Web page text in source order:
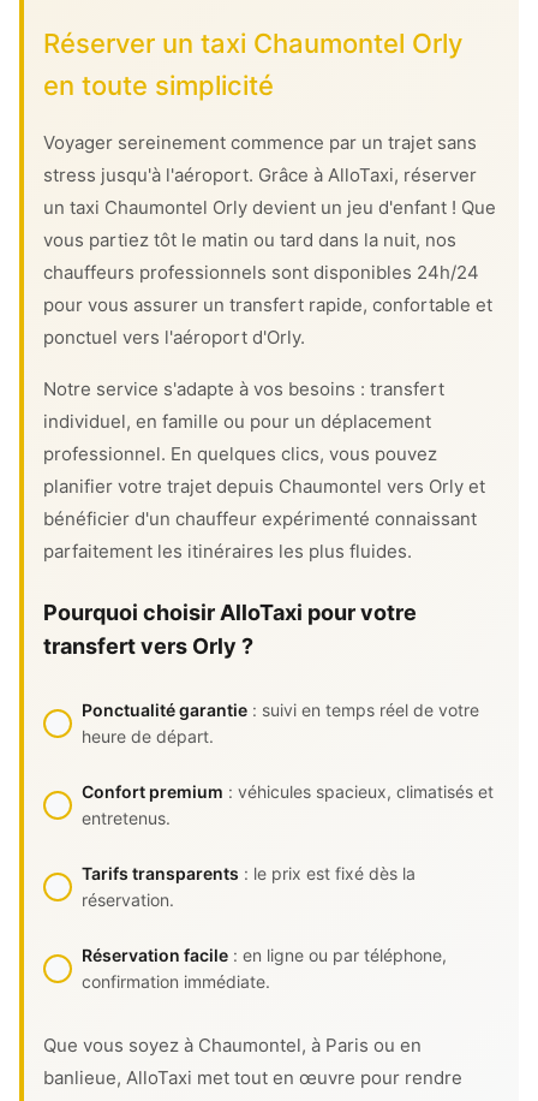
Réserver un taxi Chaumontel Orly
en toute simplicité
Voyager sereinement commence par un trajet sans
stress jusqu'à l'aéroport. Grâce à AlloTaxi, réserver
un taxi Chaumontel Orly devient un jeu d'enfant ! Que
vous partiez tôt le matin ou tard dans la nuit, nos
chauffeurs professionnels sont disponibles 24h/24
pour vous assurer un transfert rapide, confortable et
ponctuel vers l'aéroport d'Orly.
Notre service s'adapte à vos besoins : transfert
individuel, en famille ou pour un déplacement
professionnel. En quelques clics, vous pouvez
planifier votre trajet depuis Chaumontel vers Orly et
bénéficier d'un chauffeur expérimenté connaissant
parfaitement les itinéraires les plus fluides.
Pourquoi choisir AlloTaxi pour votre
transfert vers Orly ?
Ponctualité garantie : suivi en temps réel de votre
heure de départ.
Confort premium : véhicules spacieux, climatisés et
entretenus.
Tarifs transparents : le prix est fixé dès la
réservation.
Réservation facile : en ligne ou par téléphone,
confirmation immédiate.
Que vous soyez à Chaumontel, à Paris ou en
banlieue, AlloTaxi met tout en œuvre pour rendre